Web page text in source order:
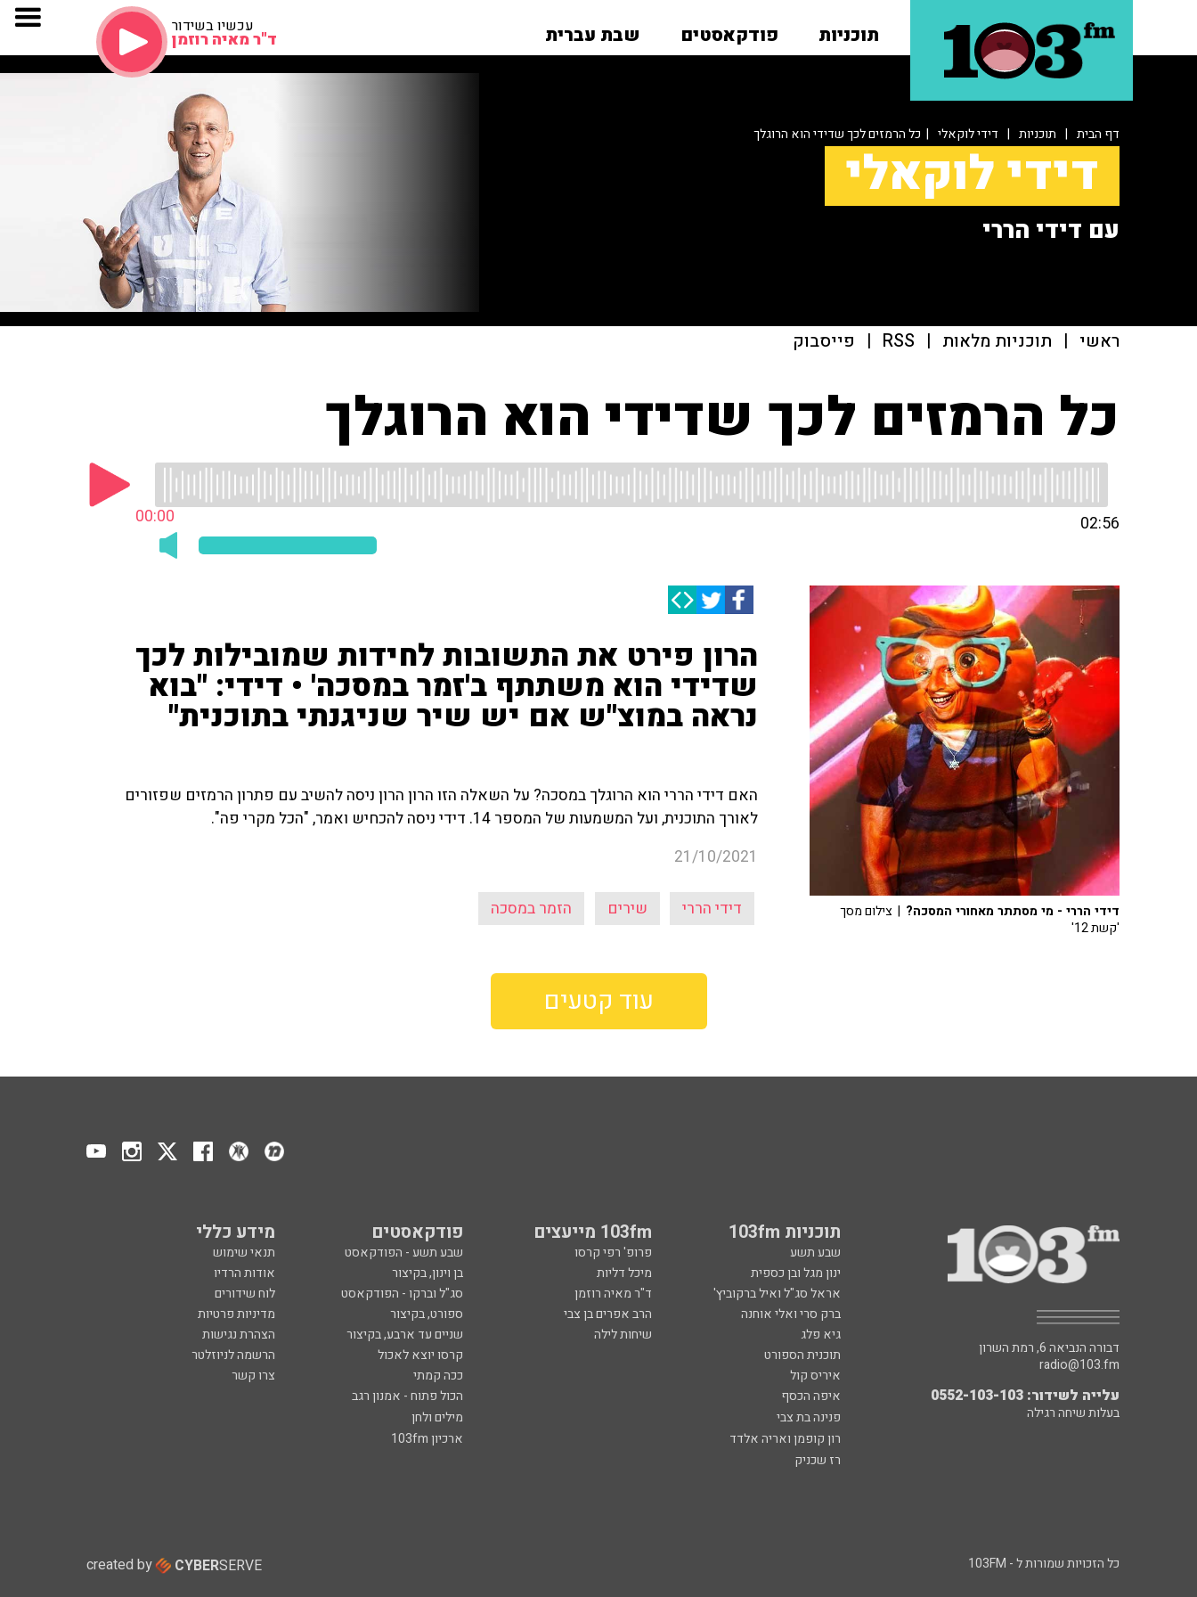
תוכניות פודקאסטים שבת עברית עכשיו בשידור
ד"ר מאיה רוזמן
דף הבית | תוכניות | דידי לוקאלי | כל הרמזים לכך שדידי הוא הרוגלך
דידי לוקאלי
עם דידי הררי
ראשי | תוכניות מלאות |
RSS
| פייסבוק
כל הרמזים לכך שדידי הוא הרוגלך
00:00 02:56
הרון פירט את התשובות לחידות שמובילות לכך
שדידי הוא משתתף ב'זמר במסכה' • דידי: "בוא
נראה במוצ"ש אם יש שיר שניגנתי בתוכנית"
האם דידי הררי הוא הרוגלך במסכה? על השאלה הזו הרון הרון ניסה להשיב עם פתרון הרמזים שפזורים
לאורך התוכנית, ועל המשמעות של המספר 14. דידי ניסה להכחיש ואמר, "הכל מקרי פה".
21/10/2021
דידי הררי שירים הזמר במסכה דידי הררי - מי מסתתר מאחורי המסכה? | צילום מסך
'קשת 12'
עוד קטעים
תוכניות 103fm 103fm מייעצים פודקאסטים מידע כללי
שבע תשע פרופ' רפי קרסו שבע תשע - הפודקאסט
תנאי שימוש
ינון מגל ובן כספית
מיכל דליות בן וינון, בקיצור
אודות הרדיו
אראל סג"ל ואיל ברקוביץ'
ד"ר מאיה רוזמן סג"ל וברקו - הפודקאסט
לוח שידורים
ברק סרי ואלי אוחנה
הרב אפרים בן צבי ספורט, בקיצור
מדיניות פרטיות
גיא פלג
שיחות לילה שניים עד ארבע, בקיצור
הצהרת נגישות
תוכנית הספורט
קרסו יוצא לאכול
הרשמה לניוזלטר
איריס קול
ככה קמתי
צרו קשר
איפה הכסף
הכול פתוח - אמנון רגב
פנינה בת צבי
מילים ולחן
רון קופמן ואריה אלדד
ארכיון 103fm
רז שכניק
דבורה הנביאה 6, רמת השרון
radio@103.fm
עלייה לשידור: 0552-103-103
בעלות שיחה רגילה
כל הזכויות שמורות ל - 103FM created by CYBERSERVE